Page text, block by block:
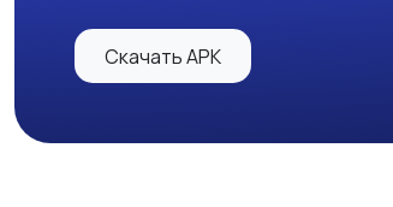
Скачать APK